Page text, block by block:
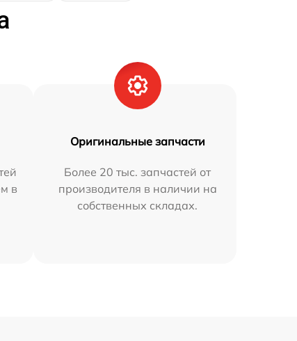
в
Оригинальные запчасти
Более 20 тыс. запчастей от
производителя в наличии на
собственных складах.